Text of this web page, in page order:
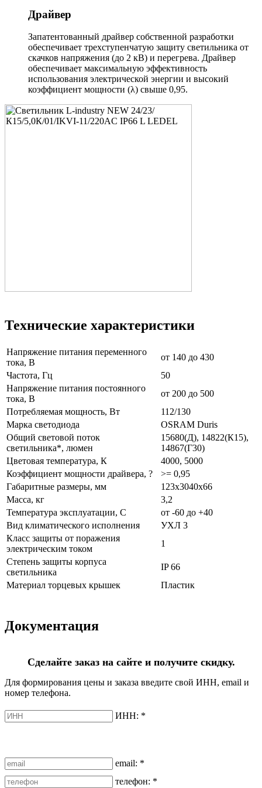
Драйвер
Запатентованный драйвер собственной разработки
обеспечивает трехступенчатую защиту светильника от
скачков напряжения (до 2 кВ) и перегрева. Драйвер
обеспечивает максимальную эффективность
использования электрической энергии и высокий
коэффициент мощности (λ) свыше 0,95.
Технические характеристики
Напряжение питания переменного
тока, В
от 140 до 430
Частота, Гц
50
Напряжение питания постоянного
тока, В
от 200 до 500
Потребляемая мощность, Вт
112/130
Марка светодиода
OSRAM Duris
Общий световой поток
светильника*, люмен
15680(Д), 14822(К15),
14867(Г30)
Цветовая температура, К
4000, 5000
Коэффициент мощности драйвера, ?
>= 0,95
Габаритные размеры, мм
123x3040x66
Масса, кг
3,2
Температура эксплуатации, С
от -60 до +40
Вид климатического исполнения
УХЛ 3
Класс защиты от поражения
электрическим током
1
Степень защиты корпуса
светильника
IP 66
Материал торцевых крышек
Пластик
Документация
Сделайте заказ на сайте и получите скидку.
Для формирования цены и заказа введите свой ИНН, email и
номер телефона.
ИНН: *
email: *
телефон: *